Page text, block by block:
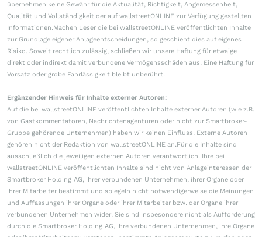
übernehmen keine Gewähr für die Aktualität, Richtigkeit, Angemessenheit,
Qualität und Vollständigkeit der auf wallstreetONLINE zur Verfügung gestellten
Informationen.Machen Leser die bei wallstreetONLINE veröffentlichten Inhalte
zur Grundlage eigener Anlageentscheidungen, so geschieht dies auf eigenes
Risiko. Soweit rechtlich zulässig, schließen wir unsere Haftung für etwaige
direkt oder indirekt damit verbundene Vermögensschäden aus. Eine Haftung für
Vorsatz oder grobe Fahrlässigkeit bleibt unberührt.
Ergänzender Hinweis für Inhalte externer Autoren:
Auf die bei wallstreetONLINE veröffentlichten Inhalte externer Autoren (wie z.B.
von Gastkommentatoren, Nachrichtenagenturen oder nicht zur Smartbroker-
Gruppe gehörende Unternehmen) haben wir keinen Einfluss. Externe Autoren
gehören nicht der Redaktion von wallstreetONLINE an.Für die Inhalte sind
ausschließlich die jeweiligen externen Autoren verantwortlich. Ihre bei
wallstreetONLINE veröffentlichten Inhalte sind nicht von Anlageinteressen der
Smartbroker Holding AG, ihrer verbundenen Unternehmen, ihrer Organe oder
ihrer Mitarbeiter bestimmt und spiegeln nicht notwendigerweise die Meinungen
und Auffassungen ihrer Organe oder ihrer Mitarbeiter bzw. der Organe ihrer
verbundenen Unternehmen wider. Sie sind insbesondere nicht als Aufforderung
durch die Smartbroker Holding AG, ihre verbundenen Unternehmen, ihre Organe